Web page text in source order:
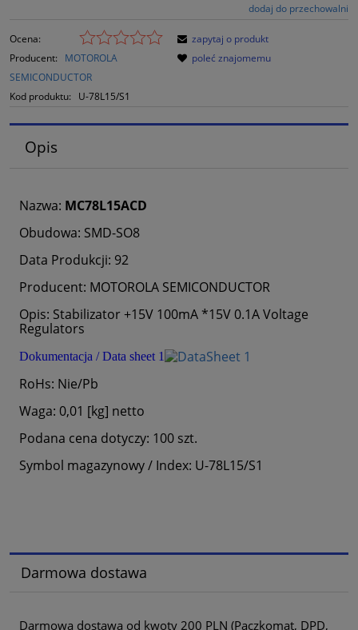
dodaj do przechowalni
Ocena:
Producent:
MOTOROLA
SEMICONDUCTOR
Kod produktu:
U-78L15/S1
zapytaj o produkt
poleć znajomemu
Opis
Nazwa: MC78L15ACD
Obudowa: SMD-SO8
Data Produkcji: 92
Producent: MOTOROLA SEMICONDUCTOR
Opis: Stabilizator +15V 100mA *15V 0.1A Voltage
Regulators
Dokumentacja / Data sheet 1
RoHs: Nie/Pb
Waga: 0,01 [kg] netto
Podana cena dotyczy: 100 szt.
Symbol magazynowy / Index: U-78L15/S1
Darmowa dostawa
Darmowa dostawa od kwoty 200 PLN (Paczkomat, DPD,